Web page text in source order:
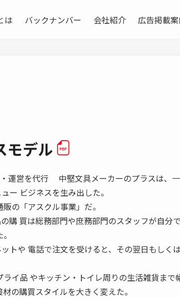
は バックナンバー 会社紹介 広告掲載
デル
運営を代行 中堅文具メーカーのプラスは、
ー ビジネスを生み出した。
の「アスクル事業」だ。
購 買は総務部門や庶務部門のスタッフが自分
トや 電話で注文を受けると、その翌日もしく
イ品 やキッチン・トイレ周りの生活雑貨まで
の購買スタイルを大きく変えた。